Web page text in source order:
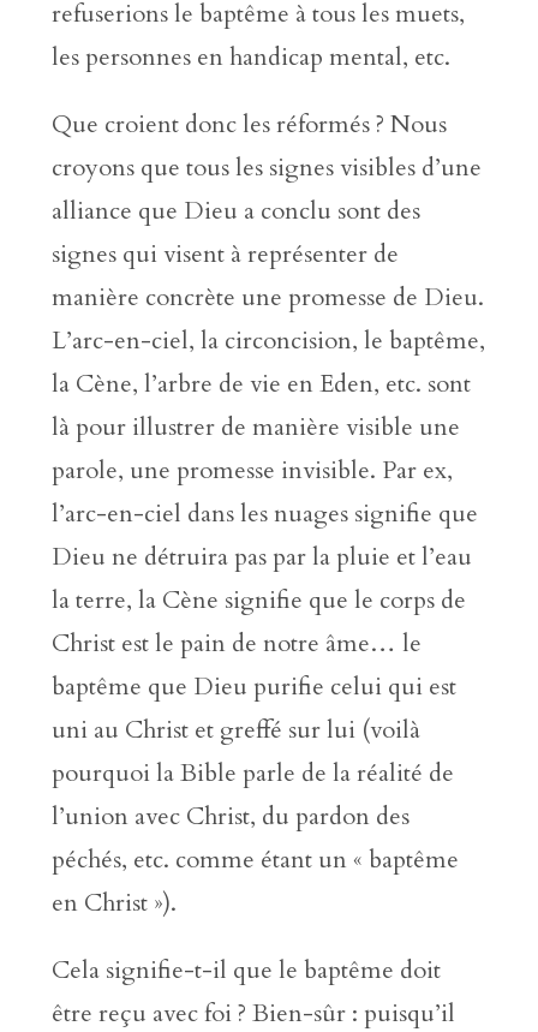
refuserions le baptême à tous les muets,
les personnes en handicap mental, etc.
Que croient donc les réformés ? Nous
croyons que tous les signes visibles d’une
alliance que Dieu a conclu sont des
signes qui visent à représenter de
manière concrète une promesse de Dieu.
L’arc-en-ciel, la circoncision, le baptême,
la Cène, l’arbre de vie en Eden, etc. sont
là pour illustrer de manière visible une
parole, une promesse invisible. Par ex,
l’arc-en-ciel dans les nuages signifie que
Dieu ne détruira pas par la pluie et l’eau
la terre, la Cène signifie que le corps de
Christ est le pain de notre âme… le
baptême que Dieu purifie celui qui est
uni au Christ et greffé sur lui (voilà
pourquoi la Bible parle de la réalité de
l’union avec Christ, du pardon des
péchés, etc. comme étant un « baptême
en Christ »).
Cela signifie-t-il que le baptême doit
être reçu avec foi ? Bien-sûr : puisqu’il